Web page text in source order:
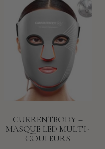
CURRENTBODY –
MASQUE LED MULTI-
COULEURS